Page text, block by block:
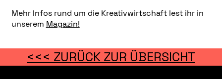
Mehr Infos rund um die Kreativwirtschaft lest ihr in
unserem Magazin!
<<< ZURÜCK ZUR ÜBERSICHT